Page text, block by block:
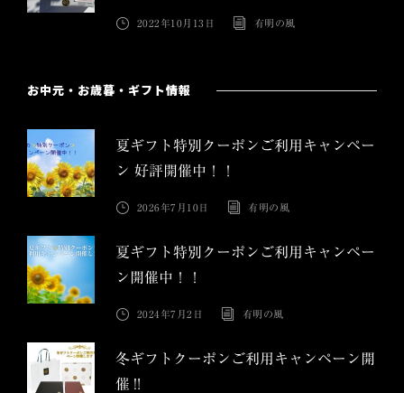
2022年10月13日 有明の風
お中元・お歳暮・ギフト情報
夏ギフト特別クーポンご利用キャンペー
ン 好評開催中！！
2026年7月10日 有明の風
夏ギフト特別クーポンご利用キャンペー
ン開催中！！
2024年7月2日 有明の風
冬ギフトクーポンご利用キャンペーン開
催‼︎